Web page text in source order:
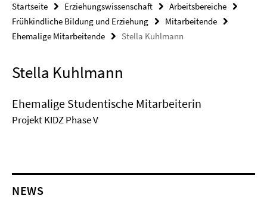
Startseite Erziehungswissenschaft
Arbeitsbereiche
Frühkindliche Bildung und Erziehung
Mitarbeitende
Ehemalige Mitarbeitende
Stella Kuhlmann
Stella Kuhlmann
Ehemalige Studentische Mitarbeiterin
Projekt KIDZ Phase V
NEWS